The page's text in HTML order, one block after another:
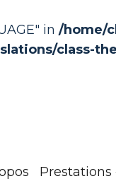
in /home/
class-
Prestations